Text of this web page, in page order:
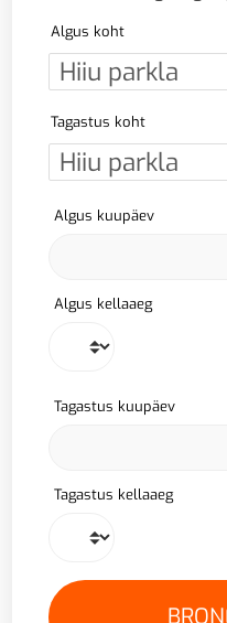
Algus koht
Tagastus koht
Algus kuupäev
Algus kellaaeg
Tagastus kuupäev
Tagastus kellaaeg